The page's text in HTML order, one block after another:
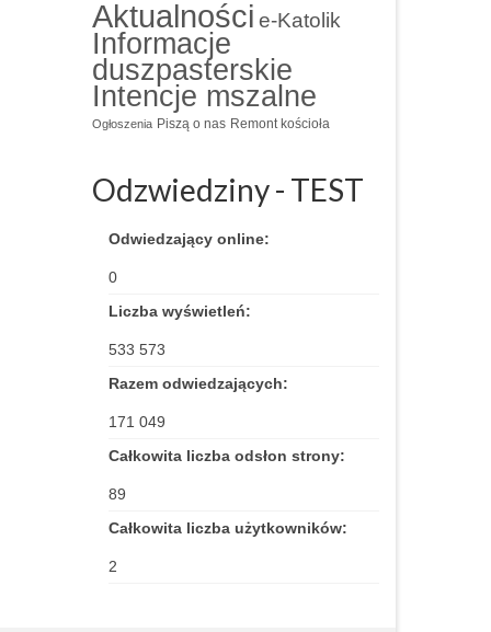
Aktualności e-Katolik
Informacje
duszpasterskie
Intencje mszalne
Ogłoszenia Piszą o nas Remont kościoła
Odzwiedziny - TEST
Odwiedzający online:
0
Liczba wyświetleń:
533 573
Razem odwiedzających:
171 049
Całkowita liczba odsłon strony:
89
Całkowita liczba użytkowników:
2